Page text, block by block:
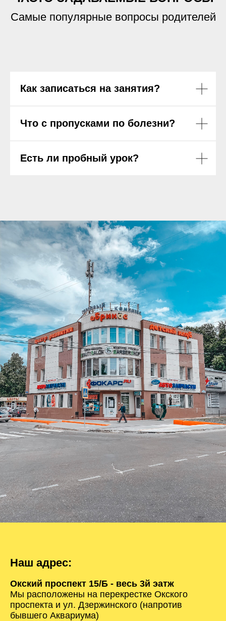
Самые популярные вопросы родителей
Как записаться на занятия?
Что с пропусками по болезни?
Есть ли пробный урок?
Наш адрес:
Окский проспект 15/Б - весь 3й эатж
Мы расположены на перекрестке Окского
проспекта и ул. Дзержинского (напротив
бывшего Аквариума)